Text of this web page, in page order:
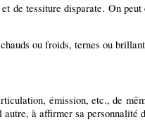
de tessiture disparate. On
ou froids, ternes ou
émission, etc., de
à affirmer sa personnalité